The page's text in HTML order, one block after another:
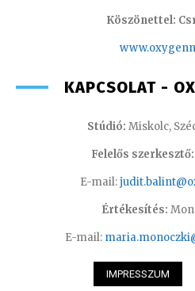
Köszönettel:
www.oxyge
KAPCSOLAT -
Stúdió: Miskolc,
Felelős szerkesztő:
E-mail:
Értékesítés:
E-mail:
IMPRESSZUM